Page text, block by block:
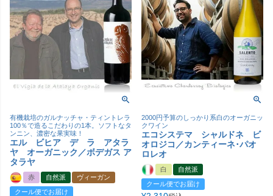
有機栽培のガルナッチャ・ティントレラ
100％で造るこだわりの1本。ソフトなタ
ンニン、濃密な果実味！
エル ビヒア デ ラ アタラ
ヤ オーガニック／ボデガス ア
タラヤ
赤 自然派
ヴィーガン
クール便でお届け
2000円予算のしっかり系白のオーガニッ
クワイン
エコシステマ シャルドネ ビ
オロジコ／カンティーネ･パオ
ロレオ
白
自然派
クール便でお届け